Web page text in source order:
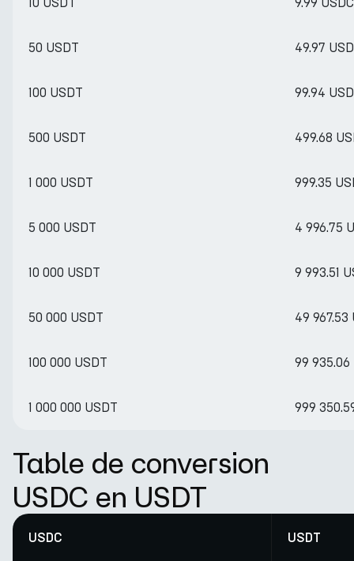
50 USDT 49.97
100 USDT 99.94
500 USDT 499.68
1 000 USDT 999.35
5 000 USDT 4 996.75
10 000 USDT 9 993.51
50 000 USDT 49 967.53
100 000 USDT 99 935.06
1 000 000 USDT 999
Table de conversion
USDC en USDT
USDC USDT